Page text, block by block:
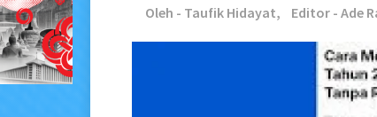
Oleh - Taufik Hidayat,
Editor - Ade